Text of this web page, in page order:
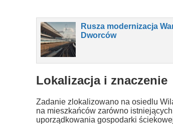
Rusza modernizacja
Dworców
Lokalizacja i znaczenie
Zadanie zlokalizowano na osiedlu
na mieszkańców zarówno
uporządkowania gospodarki